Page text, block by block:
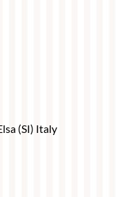
(SI) Italy